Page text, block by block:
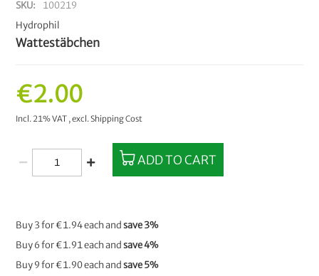
SKU
100219
Hydrophil
Wattestäbchen
€2.00
Incl. 21% VAT ,excl.Shipping Cost
ADD TO CART
Buy 3 for€1.94each andsave3%
Buy 6 for€1.91each andsave4%
Buy 9 for€1.90each andsave5%